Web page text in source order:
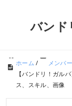
バンド
ホーム / メンバー
【バンドリ！ガル
ス、スキル、画像